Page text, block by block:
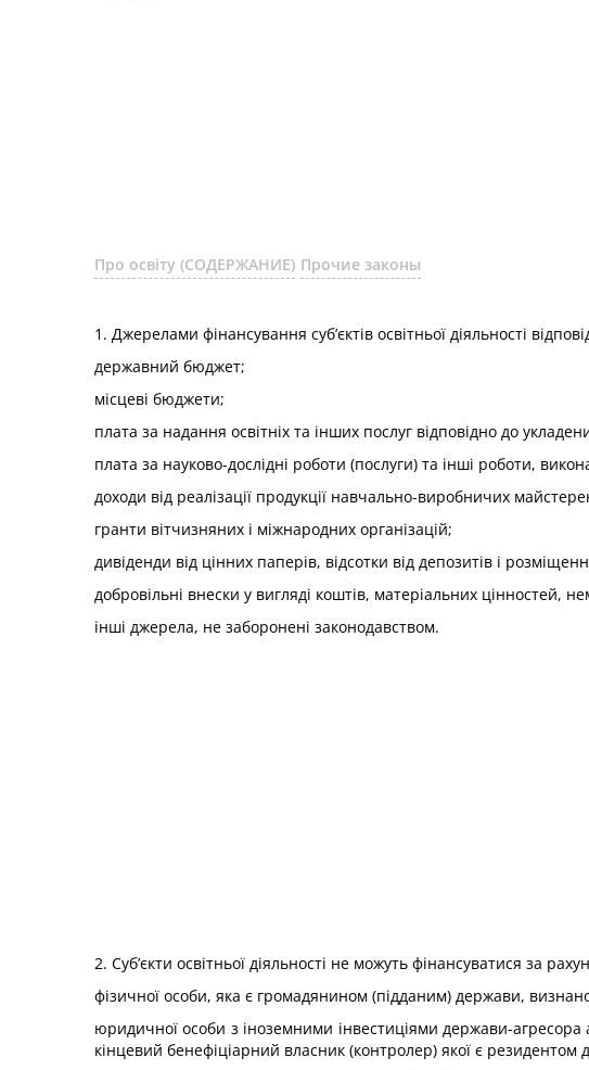
Про освіту (СОДЕРЖАНИЕ) Прочие законы
1. Джерелами фінансування суб’єктів освітньої діяльності
державний бюджет;
місцеві бюджети;
плата за надання освітніх та інших послуг відповідно до
плата за науково-дослідні роботи (послуги) та інші роботи,
доходи від реалізації продукції навчально-виробничих
гранти вітчизняних і міжнародних організацій;
дивіденди від цінних паперів, відсотки від депозитів і
добровільні внески у вигляді коштів, матеріальних цінностей,
інші джерела, не заборонені законодавством.
2. Суб’єкти освітньої діяльності не можуть фінансуватися за
фізичної особи, яка є громадянином (підданим) держави,
юридичної особи з іноземними інвестиціями держави-
кінцевий бенефіціарний власник (контролер) якої є